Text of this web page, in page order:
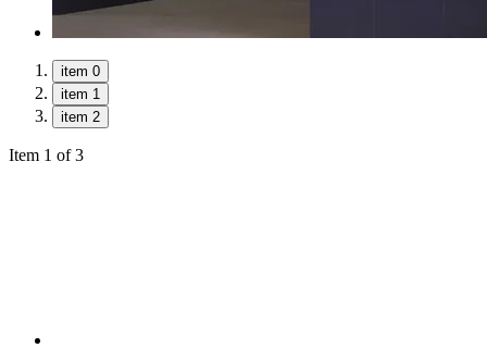
item 0
item 1
item 2
Item 1 of 3